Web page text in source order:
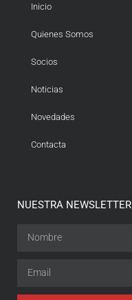
Inicio
Quienes Somos
Socios
Noticias
Novedades
Contacta
NUESTRA NEWSLETTER